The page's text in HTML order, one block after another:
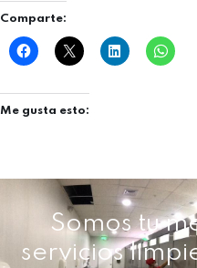
Comparte:
Me gusta esto:
Somos tu
servicios